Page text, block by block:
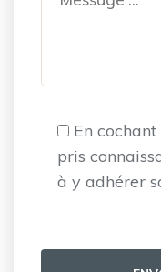
En
pris
à y adhérer
Veuillez